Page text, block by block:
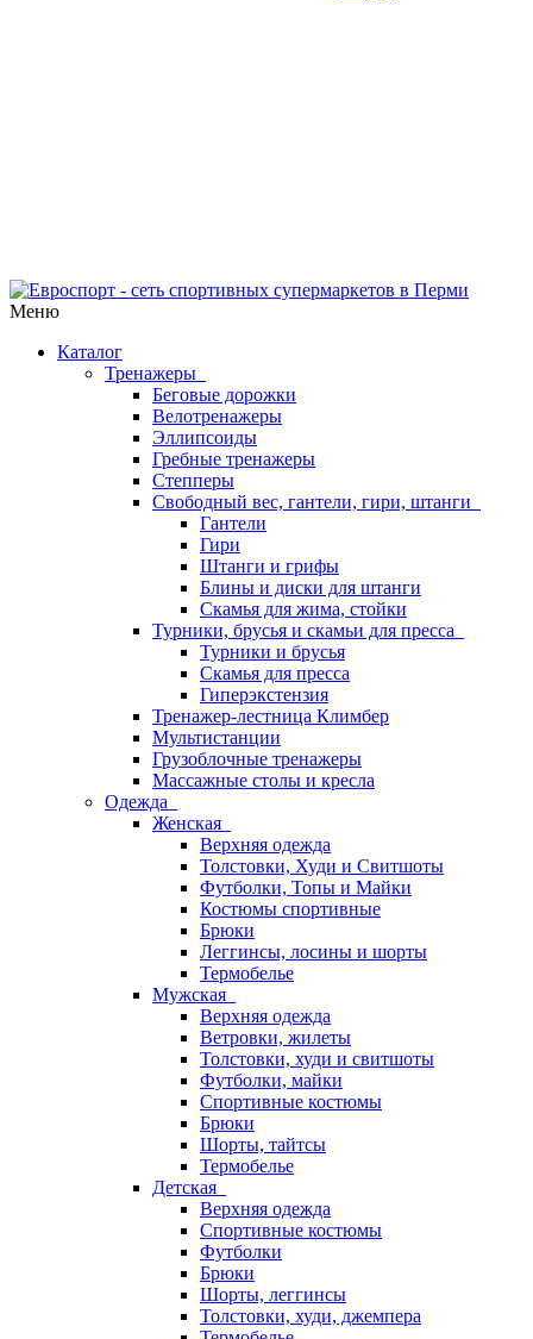
Меню
Каталог
Тренажеры
Беговые дорожки
Велотренажеры
Эллипсоиды
Гребные тренажеры
Степперы
Свободный вес, гантели, гири, штанги
Гантели
Гири
Штанги и грифы
Блины и диски для штанги
Скамья для жима, стойки
Турники, брусья и скамьи для пресса
Турники и брусья
Скамья для пресса
Гиперэкстензия
Тренажер-лестница Климбер
Мультистанции
Грузоблочные тренажеры
Массажные столы и кресла
Одежда
Женская
Верхняя одежда
Толстовки, Худи и Свитшоты
Футболки, Топы и Майки
Костюмы спортивные
Брюки
Леггинсы, лосины и шорты
Термобелье
Мужская
Верхняя одежда
Ветровки, жилеты
Толстовки, худи и свитшоты
Футболки, майки
Спортивные костюмы
Брюки
Шорты, тайтсы
Термобелье
Детская
Верхняя одежда
Спортивные костюмы
Футболки
Брюки
Шорты, леггинсы
Толстовки, худи, джемпера